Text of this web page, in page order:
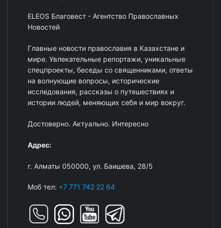
ELEOS Благовест - Агентство Православных
Новостей
Главные новости православия в Казахстане и
мире. Увлекательные репортажи, уникальные
спецпроекты, беседы со священниками, ответы
на волнующие вопросы, исторические
исследования, рассказы о путешествиях и
истории людей, меняющих себя и мир вокруг.
Достоверно. Актуально. Интересно
Адрес:
г. Алматы 050000, ул. Баишева, 28/5
Моб тел: +7 771 742 22 64